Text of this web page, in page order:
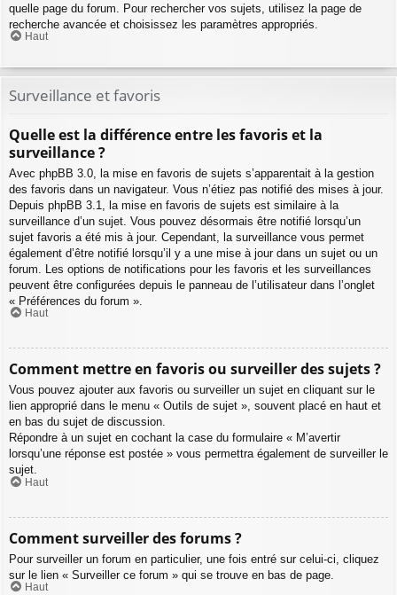
quelle page du forum. Pour rechercher vos sujets, utilisez la page de
recherche avancée et choisissez les paramètres appropriés.
Haut
Surveillance et favoris
Quelle est la différence entre les favoris et la
surveillance ?
Avec phpBB 3.0, la mise en favoris de sujets s’apparentait à la gestion
des favoris dans un navigateur. Vous n’étiez pas notifié des mises à jour.
Depuis phpBB 3.1, la mise en favoris de sujets est similaire à la
surveillance d’un sujet. Vous pouvez désormais être notifié lorsqu’un
sujet favoris a été mis à jour. Cependant, la surveillance vous permet
également d’être notifié lorsqu’il y a une mise à jour dans un sujet ou un
forum. Les options de notifications pour les favoris et les surveillances
peuvent être configurées depuis le panneau de l’utilisateur dans l’onglet
« Préférences du forum ».
Haut
Comment mettre en favoris ou surveiller des sujets ?
Vous pouvez ajouter aux favoris ou surveiller un sujet en cliquant sur le
lien approprié dans le menu « Outils de sujet », souvent placé en haut et
en bas du sujet de discussion.
Répondre à un sujet en cochant la case du formulaire « M’avertir
lorsqu’une réponse est postée » vous permettra également de surveiller le
sujet.
Haut
Comment surveiller des forums ?
Pour surveiller un forum en particulier, une fois entré sur celui-ci, cliquez
sur le lien « Surveiller ce forum » qui se trouve en bas de page.
Haut